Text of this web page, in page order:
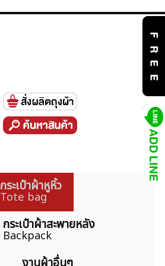
กระเป๋าผ้าหูหิ้ว
Tote bag
กระเป๋าผ้าสะพายหลัง
Backpack